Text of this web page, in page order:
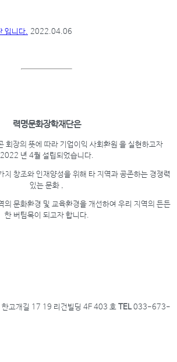
입니다. 2022.04.06
력명문화장학재단은
회장의 뜻에 따라 기업이익 사회환원 을 실현하고자
2022 년 4월 설립되었습니다.
치 창조와 인재양성을 위해 타 지역과 공존하는 경쟁력
있는 문화 ,
의 문화환경 및 교육환경을 개선하여 우리 지역의 든든
한 버팀목이 되고자 합니다.
한고개길 17 19 리건빌딩 4F 403 호 TEL033-673-